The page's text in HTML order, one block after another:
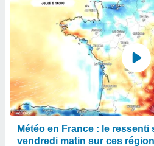
Météo en France : le
vendredi matin sur ces